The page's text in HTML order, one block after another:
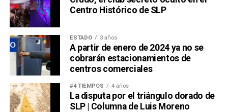
Centro Histórico de SLP
ESTADO 3 años
A partir de enero de 2024 ya no se
cobrarán estacionamientos de
centros comerciales
#4 TIEMPOS 4 años
La disputa por el triángulo dorado de
SLP | Columna de Luis Moreno